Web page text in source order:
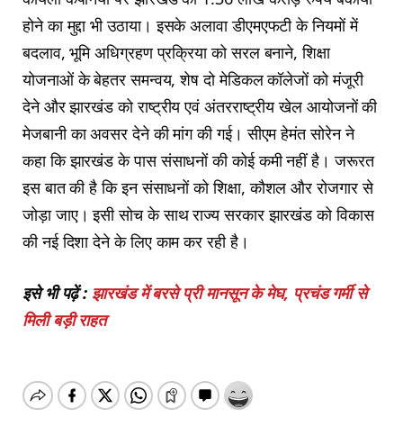
होने का मुद्दा भी उठाया। इसके अलावा डीएमएफटी के नियमों में
बदलाव, भूमि अधिग्रहण प्रक्रिया को सरल बनाने, शिक्षा
योजनाओं के बेहतर समन्वय, शेष दो मेडिकल कॉलेजों को मंजूरी
देने और झारखंड को राष्ट्रीय एवं अंतरराष्ट्रीय खेल आयोजनों की
मेजबानी का अवसर देने की मांग की गई। सीएम हेमंत सोरेन ने
कहा कि झारखंड के पास संसाधनों की कोई कमी नहीं है। जरूरत
इस बात की है कि इन संसाधनों को शिक्षा, कौशल और रोजगार से
जोड़ा जाए। इसी सोच के साथ राज्य सरकार झारखंड को विकास
की नई दिशा देने के लिए काम कर रही है।
इसे भी पढ़ें : झारखंड में बरसे प्री मानसून के मेघ, प्रचंड गर्मी से
मिली बड़ी राहत